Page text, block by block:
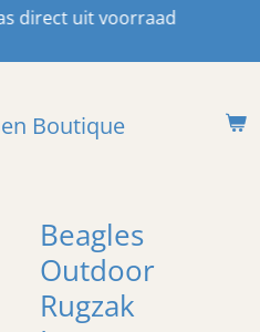
direct uit voorraad
Boutique
Beagles
Outdoor
Rugzak